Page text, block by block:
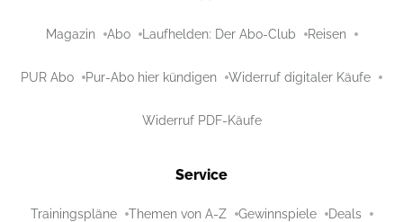
Magazin Abo Laufhelden: Der Abo-Club Reisen
PUR Abo Pur-Abo hier kündigen Widerruf digitaler Käufe
Widerruf PDF-Käufe
Service
Trainingspläne Themen von A-Z Gewinnspiele Deals